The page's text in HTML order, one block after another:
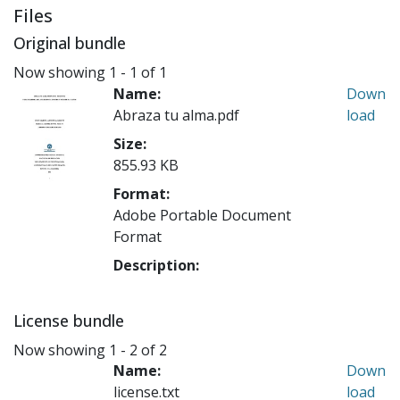
Files
Original bundle
Now showing 1 - 1 of 1
Name:
Abraza tu alma.pdf
Size:
855.93 KB
Format:
Adobe Portable Document
Format
Description:
Down
load
License bundle
Now showing 1 - 2 of 2
Name:
license.txt
Down
load